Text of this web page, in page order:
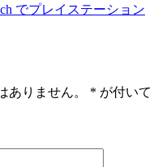
でプレイステーション
ありません。 * が付いて